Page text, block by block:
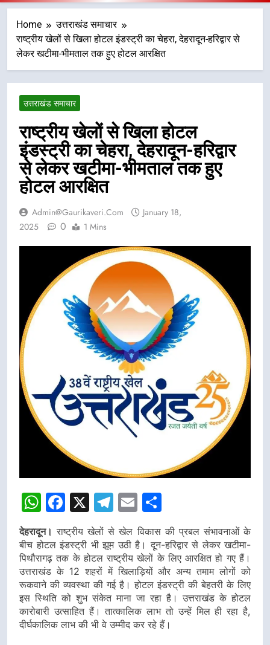
Home
उत्तराखंड समाचार
राष्ट्रीय खेलों से खिला होटल इंडस्ट्री का चेहरा, देहरादून-हरिद्वार से
लेकर खटीमा-भीमताल तक हुए होटल आरक्षित
उत्तराखंड समाचार
राष्ट्रीय खेलों से खिला होटल
इंडस्ट्री का चेहरा, देहरादून-हरिद्वार
से लेकर खटीमा-भीमताल तक हुए
होटल आरक्षित
Admin@gaurikaveri.com
January 18,
2025
0 1 Mins
WhatsApp
Facebook
X Telegram
Email
देहरादून। राष्ट्रीय खेलों से खेल विकास की प्रबल संभावनाओं के
बीच होटल इंडस्ट्री भी झूम उठी है। दून-हरिद्वार से लेकर खटीमा-
पिथौरागढ़ तक के होटल राष्ट्रीय खेलों के लिए आरक्षित हो गए हैं।
उत्तराखंड के 12 शहरों में खिलाड़ियों और अन्य तमाम लोगों को
रूकवाने की व्यवस्था की गई है। होटल इंडस्ट्री की बेहतरी के लिए
इस स्थिति को शुभ संकेत माना जा रहा है। उत्तराखंड के होटल
कारोबारी उत्साहित हैं। तात्कालिक लाभ तो उन्हें मिल ही रहा है,
दीर्घकालिक लाभ की भी वे उम्मीद कर रहे हैं।